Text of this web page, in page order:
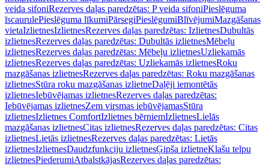
veida sifoniRezerves daļas paredzētas: P veida sifoniPieslēguma
īscaurulePieslēguma līkumiPārsegiPieslēgumiBlīvējumiMazgāšanas
vietaIzlietnesIzlietnesRezerves daļas paredzētas: IzlietnesDubultās
izlietnesRezerves daļas paredzētas: Dubultās izlietnesMēbeļu
izlietnesRezerves daļas paredzētas: Mēbeļu izlietnesUzliekamās
izlietnesRezerves daļas paredzētas: Uzliekamās izlietnesRoku
mazgāšanas izlietnesRezerves daļas paredzētas: Roku mazgāšanas
izlietnesStūra roku mazgāšanas izlietneDaļēji iemontētās
izlietnesIebūvējamas izlietnesRezerves daļas paredzētas:
Iebūvējamas izlietnesZem virsmas iebūvējamasStūra
izlietnesIzlietnes ComfortIzlietnes bērniemIzlietnesLielās
mazgāšanas izlietnesCitas izlietnesRezerves daļas paredzētas: Citas
izlietnesLietās izlietnesRezerves daļas paredzētas: Lietās
izlietnesIzlietnesDaudzfunkciju izlietnesĢipša izlietneKlašu telpu
izlietnesPiederumiAtbalstkājasRezerves daļas paredzētas: